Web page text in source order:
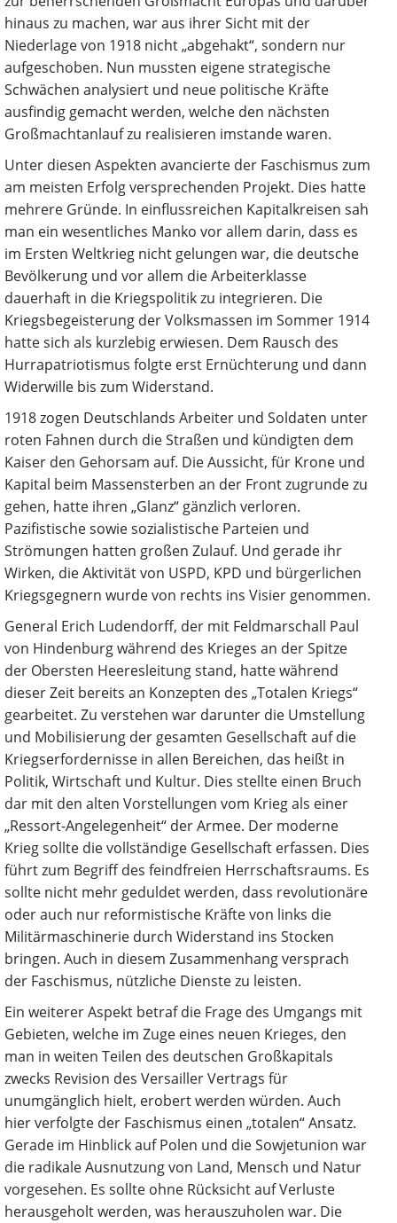
hinaus zu machen, war aus ihrer Sicht mit der
Niederlage von 1918 nicht „abgehakt“, sondern nur
aufgeschoben. Nun mussten eigene strategische
Schwächen analysiert und neue politische Kräfte
ausfindig gemacht werden, welche den nächsten
Großmachtanlauf zu realisieren imstande waren.
Unter diesen Aspekten avancierte der Faschismus zum
am meisten Erfolg versprechenden Projekt. Dies hatte
mehrere Gründe. In einflussreichen Kapitalkreisen sah
man ein wesentliches Manko vor allem darin, dass es
im Ersten Weltkrieg nicht gelungen war, die deutsche
Bevölkerung und vor allem die Arbeiterklasse
dauerhaft in die Kriegspolitik zu integrieren. Die
Kriegsbegeisterung der Volksmassen im Sommer 1914
hatte sich als kurzlebig erwiesen. Dem Rausch des
Hurrapatriotismus folgte erst Ernüchterung und dann
Widerwille bis zum Widerstand.
1918 zogen Deutschlands Arbeiter und Soldaten unter
roten Fahnen durch die Straßen und kündigten dem
Kaiser den Gehorsam auf. Die Aussicht, für Krone und
Kapital beim Massensterben an der Front zugrunde zu
gehen, hatte ihren „Glanz“ gänzlich verloren.
Pazifistische sowie sozialistische Parteien und
Strömungen hatten großen Zulauf. Und gerade ihr
Wirken, die Aktivität von USPD, KPD und bürgerlichen
Kriegsgegnern wurde von rechts ins Visier genommen.
General Erich Ludendorff, der mit Feldmarschall Paul
von Hindenburg während des Krieges an der Spitze
der Obersten Heeresleitung stand, hatte während
dieser Zeit bereits an Konzepten des „Totalen Kriegs“
gearbeitet. Zu verstehen war darunter die Umstellung
und Mobilisierung der gesamten Gesellschaft auf die
Kriegserfordernisse in allen Bereichen, das heißt in
Politik, Wirtschaft und Kultur. Dies stellte einen Bruch
dar mit den alten Vorstellungen vom Krieg als einer
„Ressort-Angelegenheit“ der Armee. Der moderne
Krieg sollte die vollständige Gesellschaft erfassen. Dies
führt zum Begriff des feindfreien Herrschaftsraums. Es
sollte nicht mehr geduldet werden, dass revolutionäre
oder auch nur reformistische Kräfte von links die
Militärmaschinerie durch Widerstand ins Stocken
bringen. Auch in diesem Zusammenhang versprach
der Faschismus, nützliche Dienste zu leisten.
Ein weiterer Aspekt betraf die Frage des Umgangs mit
Gebieten, welche im Zuge eines neuen Krieges, den
man in weiten Teilen des deutschen Großkapitals
zwecks Revision des Versailler Vertrags für
unumgänglich hielt, erobert werden würden. Auch
hier verfolgte der Faschismus einen „totalen“ Ansatz.
Gerade im Hinblick auf Polen und die Sowjetunion war
die radikale Ausnutzung von Land, Mensch und Natur
vorgesehen. Es sollte ohne Rücksicht auf Verluste
herausgeholt werden, was herauszuholen war. Die